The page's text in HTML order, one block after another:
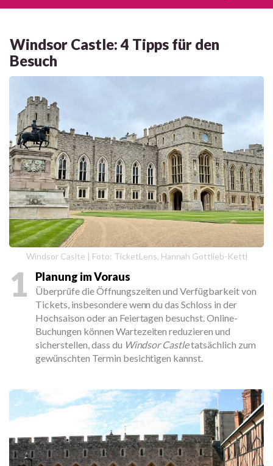
Windsor Castle: 4 Tipps für den
Besuch
Windsor Caslte | Foto: TicketLens, Hannah Gottlieb-Kettl
1 Planung im Voraus
Überprüfe die Öffnungszeiten und Verfügbarkeit von
Tickets, insbesondere wenn du das Schloss in der
Hochsaison oder an Feiertagen besuchst. Online-
Buchungen können Wartezeiten reduzieren und
sicherstellen, dass du Windsor Castletatsächlich zum
gewünschten Termin besichtigen kannst.